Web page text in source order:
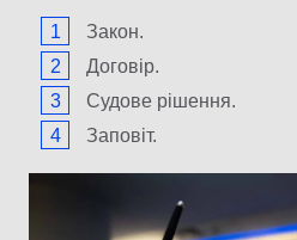
Закон.
Договір.
Судове рішення.
Заповіт.